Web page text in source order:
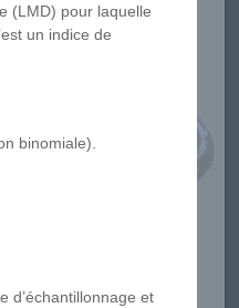
(LMD) pour laquelle
un indice de
binomiale).
d’échantillonnage et